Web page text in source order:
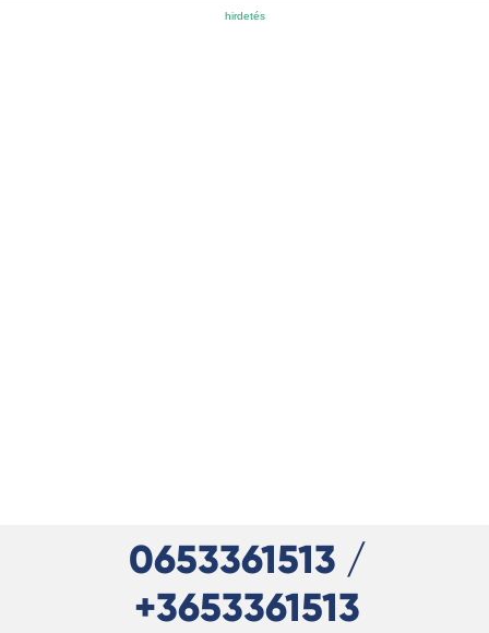
0653361513 /
+3653361513